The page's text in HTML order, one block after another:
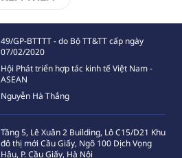
49/GP-BTTTT - do Bộ TT&TT cấp ngày
07/02/2020
Hội Phát triển hợp tác kinh tế Việt Nam -
ASEAN
Nguyễn Hà Thắng
Tầng 5, Lê Xuân 2 Building, Lô C15/D21 Khu
đô thị mới Cầu Giấy, Ngõ 100 Dịch Vọng
Hâụ, P. Cầu Giấy, Hà Nội